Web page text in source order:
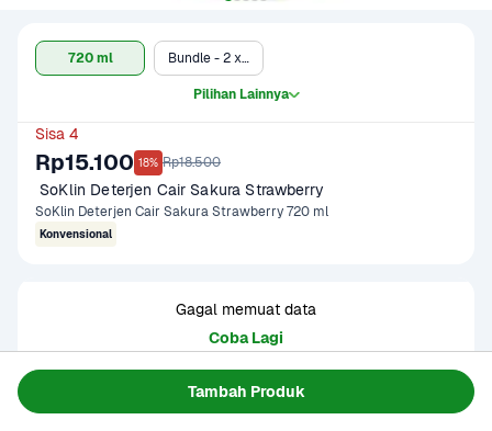
Tambah Produk
720 ml Bundle - 2 x 720 ml
Pilihan Lainnya
Sisa 4
Rp15.100 18% Rp18.500
SoKlin Deterjen Cair Sakura Strawberry
SoKlin Deterjen Cair Sakura Strawberry 720 ml
Konvensional
Gagal memuat data
Coba Lagi
Informasi Produk